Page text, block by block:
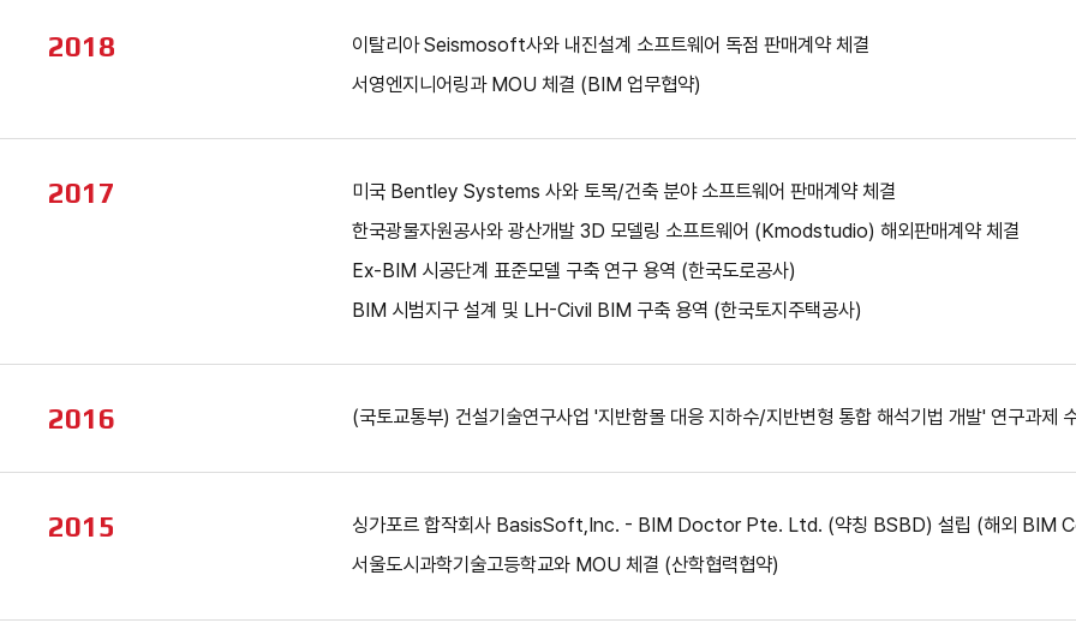
2018
이탈리아 Seismosoft사와 내진설계 소프트웨어 독점 판매계약 체결
서영엔지니어링과 MOU 체결 (BIM 업무협약)
2017
미국 Bentley Systems 사와 토목/건축 분야 소프트웨어 판매계약 체결
한국광물자원공사와 광산개발 3D 모델링 소프트웨어 (Kmodstudio) 해외판매계약 체결
Ex-BIM 시공단계 표준모델 구축 연구 용역 (한국도로공사)
BIM 시범지구 설계 및 LH-Civil BIM 구축 용역 (한국토지주택공사)
2016 (국토교통부) 건설기술연구사업 '지반함몰 대응 지하수/지반변형 통합 해석기법 개발' 연구과
2015
싱가포르 합작회사 BasisSoft,Inc. - BIM Doctor Pte. Ltd. (약칭 BSBD) 설립 (해외 BIM
서울도시과학기술고등학교와 MOU 체결 (산학협력협약)